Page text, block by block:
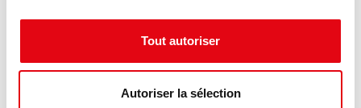
Tout autoriser
Autoriser la sélection
NET VENDEUR/m²